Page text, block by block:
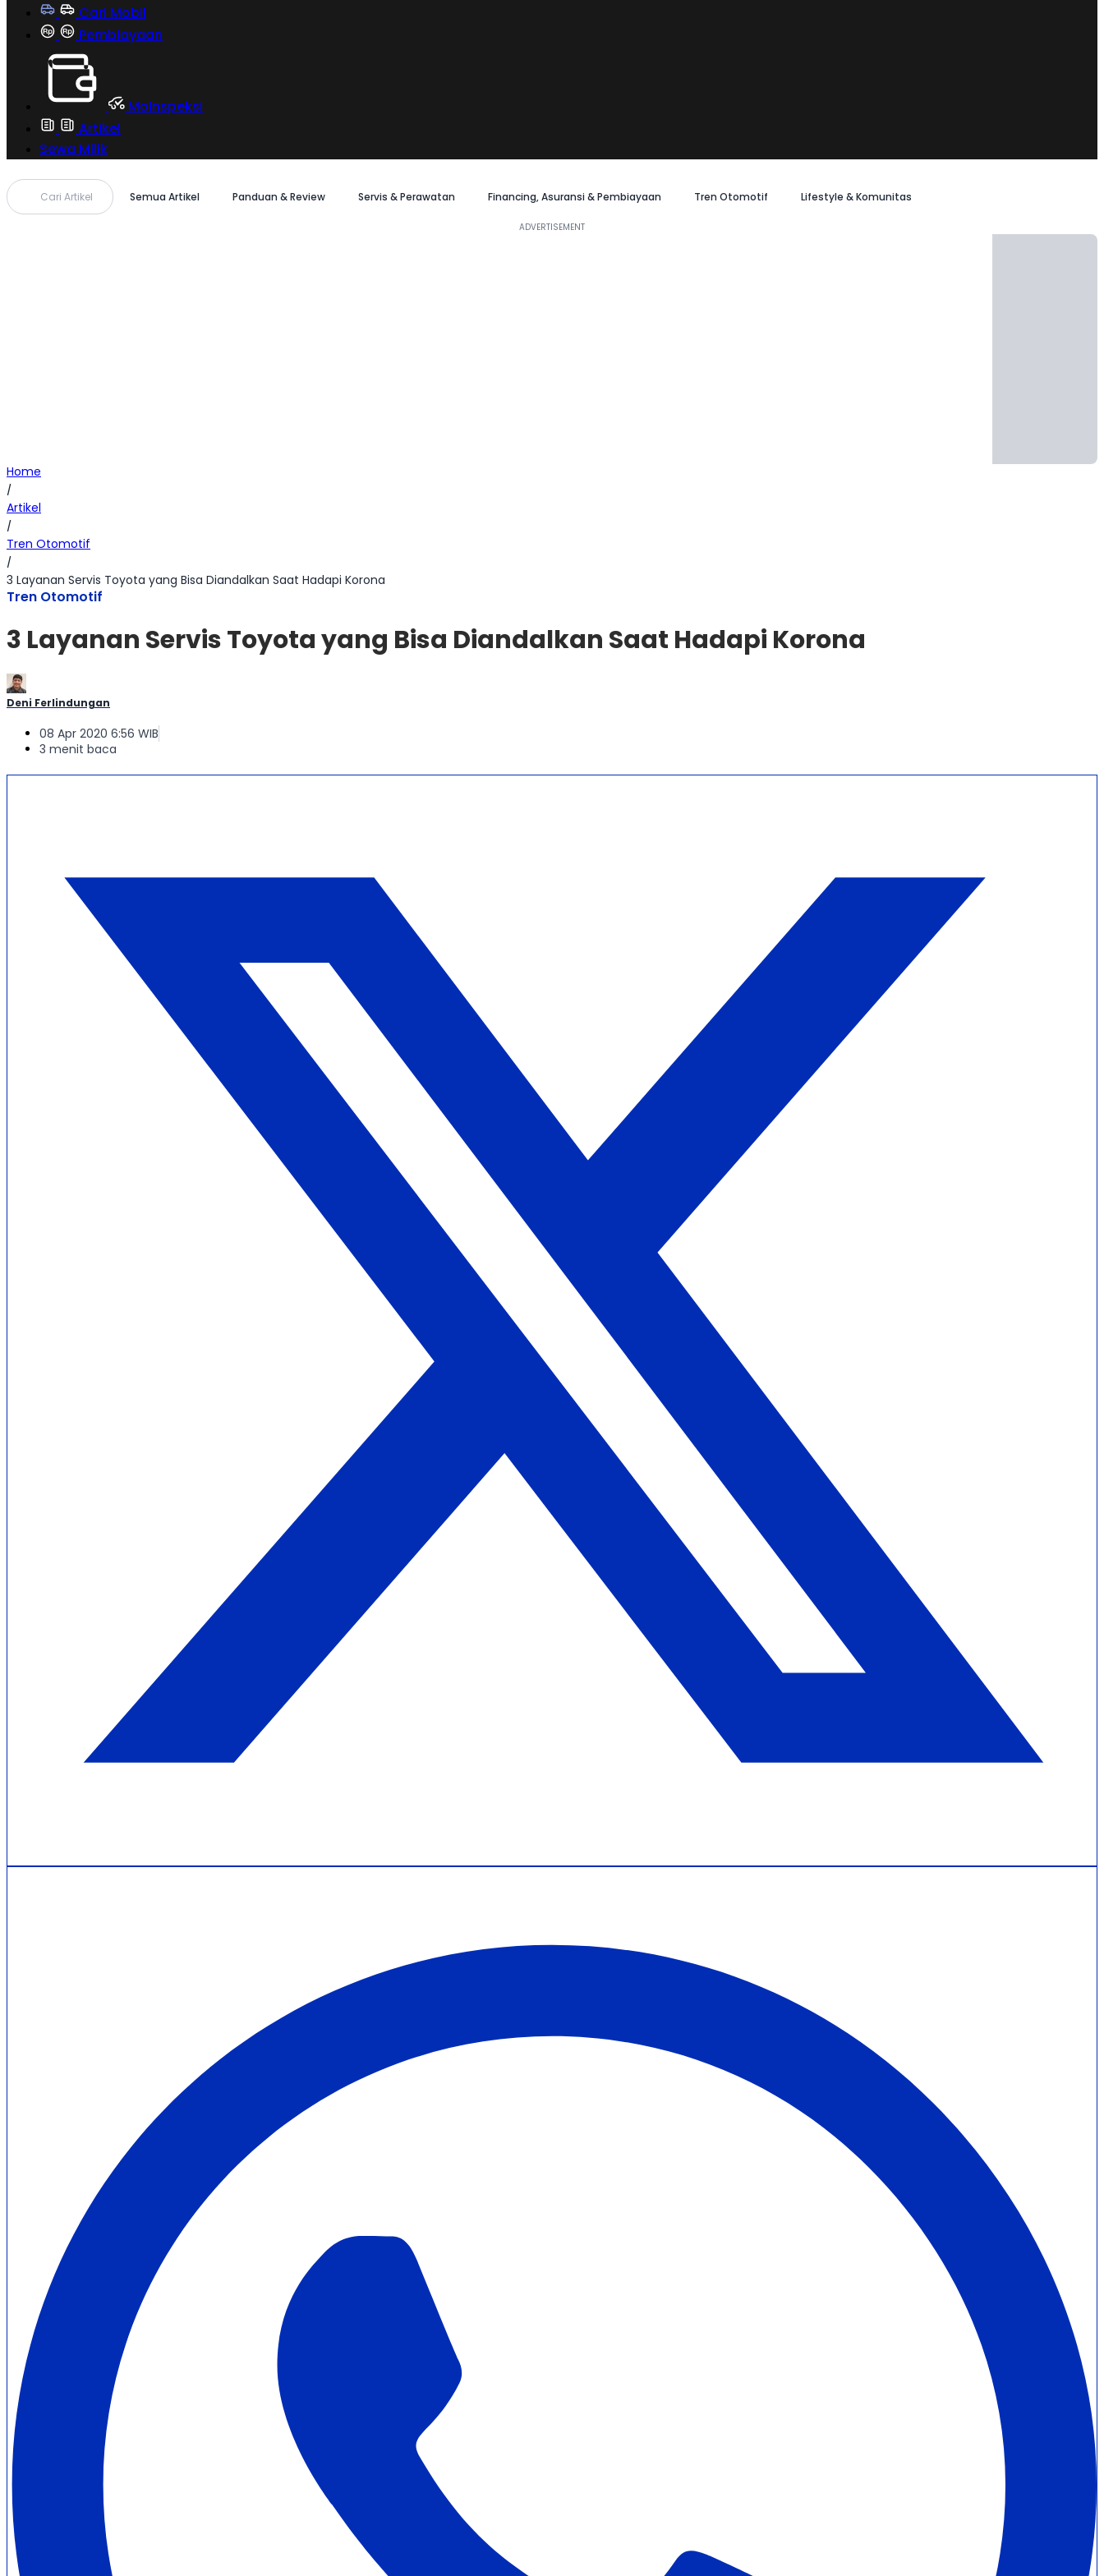
Cari Mobil
Pembiayaan
MoInspeksi
Artikel
Sewa Milik
Cari Artikel Semua Artikel Panduan & Review Servis & Perawatan Financing, Asuransi & Pembiayaan Tren Otomotif Lifestyle & Komunitas
Home
/
Artikel
/
Tren Otomotif
/
3 Layanan Servis Toyota yang Bisa Diandalkan Saat Hadapi Korona
Tren Otomotif
3 Layanan Servis Toyota yang Bisa Diandalkan Saat Hadapi Korona
Deni Ferlindungan
08 Apr 2020 6:56 WIB
3 menit baca